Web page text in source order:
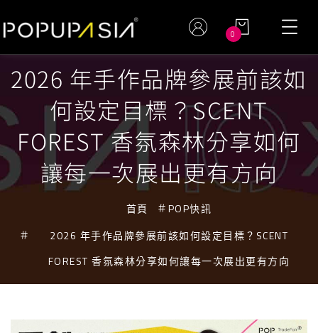
0
2026 年手作品牌參展前該如
何設定目標？SCENT
FOREST 香氛森林分享如何
讓每一次展出更有方向
首頁
POP快訊
2026 年手作品牌參展前該如何設定目標？SCENT
FOREST 香氛森林分享如何讓每一次展出更有方向